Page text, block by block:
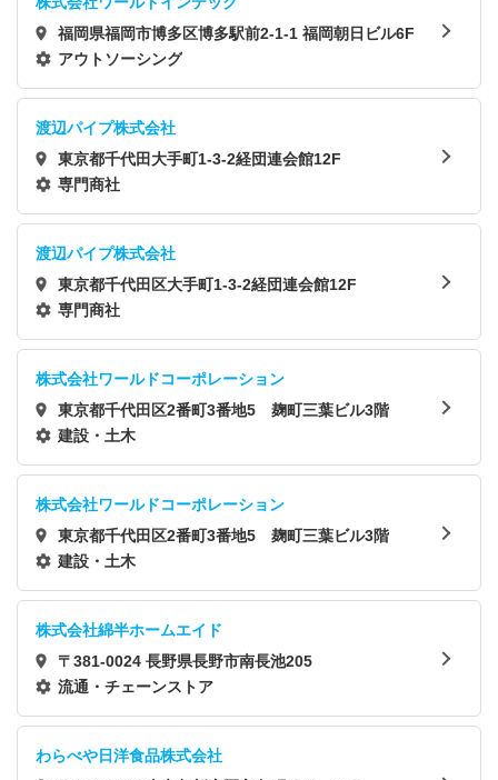
福岡県福岡市博多区博多駅前2-1-1 福岡朝日ビル6F
アウトソーシング
渡辺パイプ株式会社
東京都千代田大手町1-3-2経団連会館12F
専門商社
渡辺パイプ株式会社
東京都千代田区大手町1-3-2経団連会館12F
専門商社
株式会社ワールドコーポレーション
東京都千代田区2番町3番地5 麹町三葉ビル3階
建設・土木
株式会社ワールドコーポレーション
東京都千代田区2番町3番地5 麹町三葉ビル3階
建設・土木
株式会社綿半ホームエイド
〒381-0024 長野県長野市南長池205
流通・チェーンストア
わらべや日洋食品株式会社